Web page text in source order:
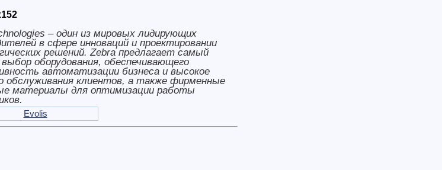
– один из мировых лидирующих
в сфере инноваций и проектировании
решений. Zebra предлагает самый
оборудования, обеспечивающего
автоматизации бизнеса и высокое
обслуживания клиентов, а также фирменные
материалы для оптимизации работы
Evolis